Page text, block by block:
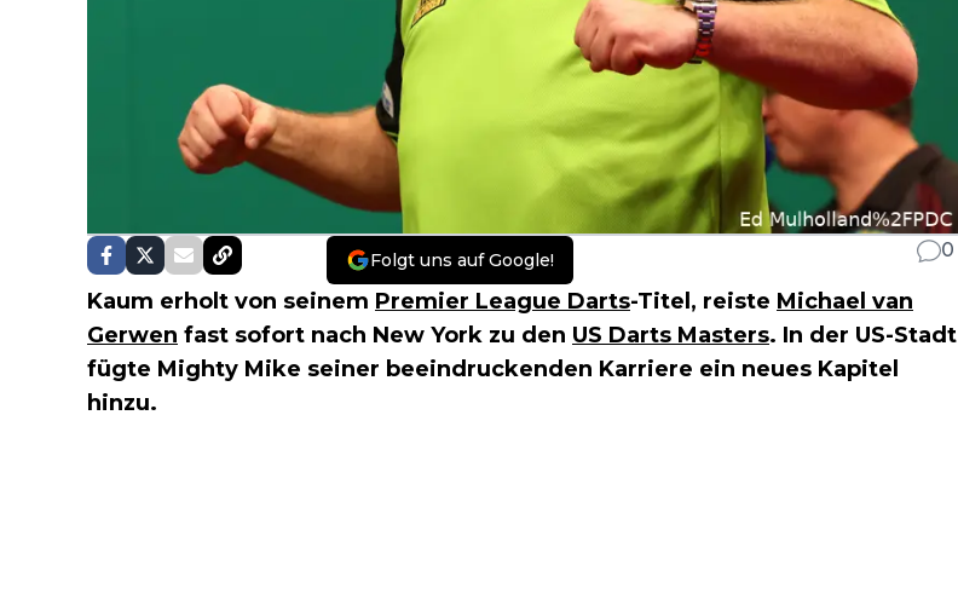
Folgt uns auf Google! 0
Kaum erholt von seinem Premier League Darts-Titel, reiste Michael van
Gerwen fast sofort nach New York zu den US Darts Masters. In der US-Stadt
fügte Mighty Mike seiner beeindruckenden Karriere ein neues Kapitel
hinzu.